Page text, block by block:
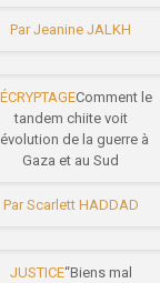
Par Jeanine JALKH
Comment le
tandem chiite voit
de la guerre à
Gaza et au Sud
Par Scarlett HADDAD
JUSTICE“Biens mal